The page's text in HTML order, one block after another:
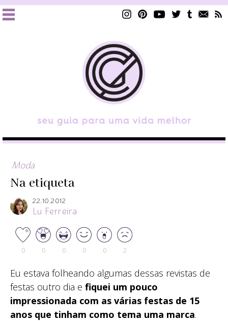
Moda
Na etiqueta
22.10.2012
Lu Ferreira
0 0 0 0 0 2
Eu estava folheando algumas dessas revistas de
festas outro dia e fiquei um pouco
impressionada com as várias festas de 15
anos que tinham como tema uma marca.